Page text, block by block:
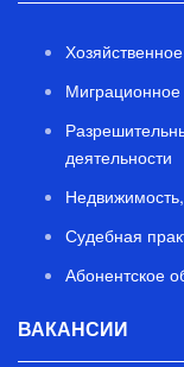
деятельности
Судебная
Абонентское
ВАКАНСИИ